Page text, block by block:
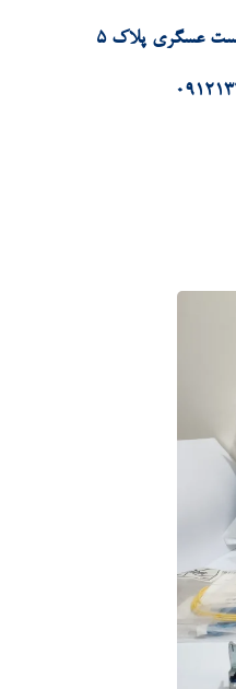
عسگری پلاک 5